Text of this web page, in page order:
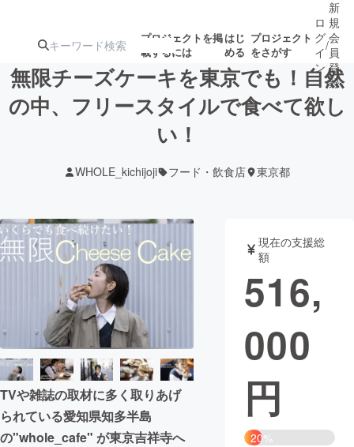
プロジェクトを掲
載するには
はじ
める
プロジェクト
をさがす
注目の新着プロ
テクノロジー・ガジェット
映像・映画 書籍・雑誌
ビジネス・起業 チャレンジ
まちづくり・地域活性化
CAMPFIRE for Social Good
CAMPFIRE Creation
ロ
グ
イ
ン
/
新
規
会
員
登
録
無限チーズケーキを東京でも！自然
の中、フリースタイルで食べて欲し
い！
WHOLE_kichijoji フード・飲食店 東京都
TVや雑誌の取材に多く取りあげ
られている愛知県知多半島
の"whole_cafe" が東京吉祥寺へ
現在の支援総
額
516,
000
円
20%